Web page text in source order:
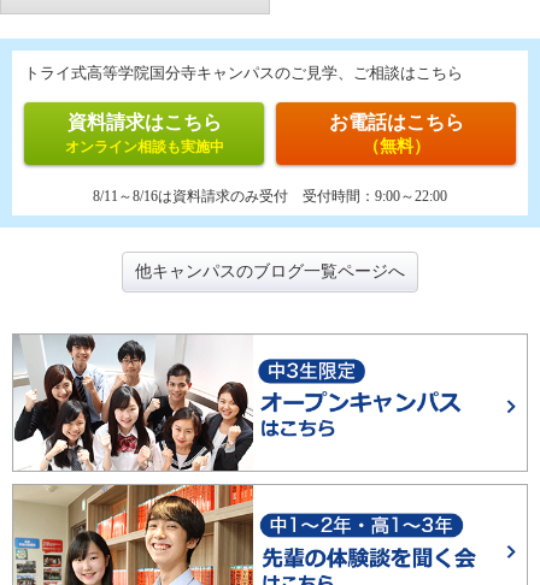
トライ式高等学院国分寺キャンパスのご見学、ご相談はこちら
資料請求はこちら
オンライン相談も実施中
お電話はこちら
（無料）
8/11～8/16は資料請求のみ受付 受付時間： 9:00～22:00
他キャンパスのブログ一覧ページへ